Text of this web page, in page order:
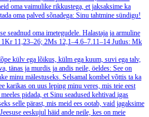
oma vaimulike rikkustega, et jaksaksime ka
oma palved sõnadega: Sinu tahtmine sündigu!
seadnud oma imetegudele. Halastaja ja armuline
11,23–26; 2Ms 12,1–4.6–7.11–14 Jutlus: Mk
külv ega lõikus, külm ega kuum, suvi ega talv,
tänas ja murdis ja andis neile, öeldes: See on
minu mälestuseks. Selsamal kombel võttis ta ka
karikas on uus leping minu veres, mis teie eest
pidada, et Sinu seadused kehtivad igas
selle pärast, mis meid ees ootab, vaid jagaksime
eeskujul häid ande neile, kes on meie